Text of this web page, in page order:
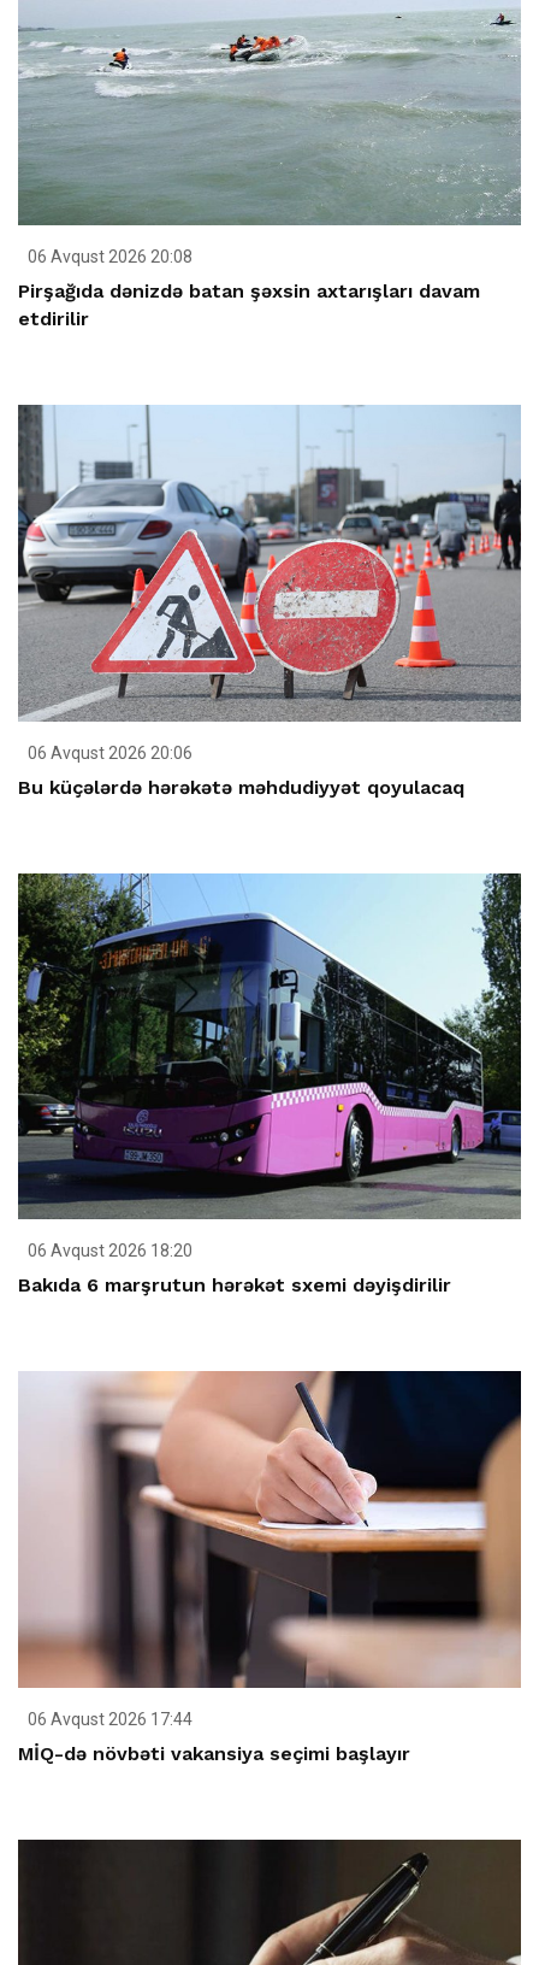
06 Avqust 2026 20:08
Pirşağıda dənizdə batan şəxsin axtarışları davam
etdirilir
06 Avqust 2026 20:06
Bu küçələrdə hərəkətə məhdudiyyət qoyulacaq
06 Avqust 2026 18:20
Bakıda 6 marşrutun hərəkət sxemi dəyişdirilir
06 Avqust 2026 17:44
MİQ-də növbəti vakansiya seçimi başlayır